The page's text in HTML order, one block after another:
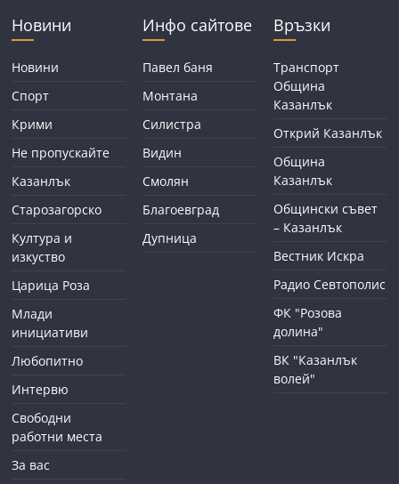
Новини
Новини
Спорт
Крими
Не пропускайте
Казанлък
Старозагорско
Култура и
изкуство
Царица Роза
Млади
инициативи
Любопитно
Интервю
Свободни
работни места
За вас
Инфо сайтове
Павел баня
Монтана
Силистра
Видин
Смолян
Благоевград
Дупница
Връзки
Транспорт
Община
Казанлък
Открий Казанлък
Община
Казанлък
Общински съвет
– Казанлък
Вестник Искра
Радио Севтополис
ФК "Розова
долина"
ВК "Казанлък
волей"